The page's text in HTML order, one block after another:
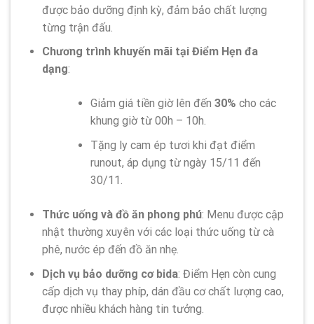
được bảo dưỡng định kỳ, đảm bảo chất lượng
từng trận đấu.
Chương trình khuyến mãi tại Điểm Hẹn đa
dạng:
Giảm giá tiền giờ lên đến 30% cho các
khung giờ từ 00h – 10h.
Tặng ly cam ép tươi khi đạt điểm
runout, áp dụng từ ngày 15/11 đến
30/11.
Thức uống và đồ ăn phong phú: Menu được cập
nhật thường xuyên với các loại thức uống từ cà
phê, nước ép đến đồ ăn nhẹ.
Dịch vụ bảo dưỡng cơ bida: Điểm Hẹn còn cung
cấp dịch vụ thay phíp, dán đầu cơ chất lượng cao,
được nhiều khách hàng tin tưởng.